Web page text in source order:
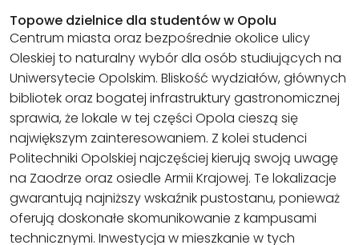
Topowe dzielnice dla studentów w Opolu
Centrum miasta oraz bezpośrednie okolice ulicy
Oleskiej to naturalny wybór dla osób studiujących na
Uniwersytecie Opolskim. Bliskość wydziałów, głównych
bibliotek oraz bogatej infrastruktury gastronomicznej
sprawia, że lokale w tej części Opola cieszą się
największym zainteresowaniem. Z kolei studenci
Politechniki Opolskiej najczęściej kierują swoją uwagę
na Zaodrze oraz osiedle Armii Krajowej. Te lokalizacje
gwarantują najniższy wskaźnik pustostanu, ponieważ
oferują doskonałe skomunikowanie z kampusami
technicznymi. Inwestycja w mieszkanie w tych